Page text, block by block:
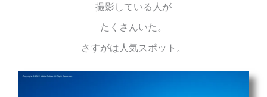
撮影している人が
たくさんいた。
さすがは人気スポット。